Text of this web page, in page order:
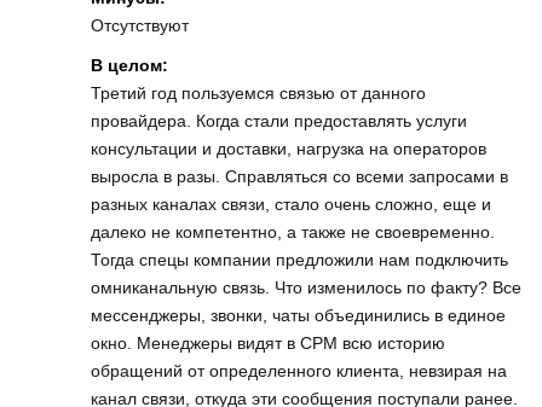
Отсутствуют
В целом:
Третий год пользуемся связью от данного
провайдера. Когда стали предоставлять услуги
консультации и доставки, нагрузка на операторов
выросла в разы. Справляться со всеми запросами в
разных каналах связи, стало очень сложно, еще и
далеко не компетентно, а также не своевременно.
Тогда спецы компании предложили нам подключить
омниканальную связь. Что изменилось по факту? Все
мессенджеры, звонки, чаты объединились в единое
окно. Менеджеры видят в СРМ всю историю
обращений от определенного клиента, невзирая на
канал связи, откуда эти сообщения поступали ранее.